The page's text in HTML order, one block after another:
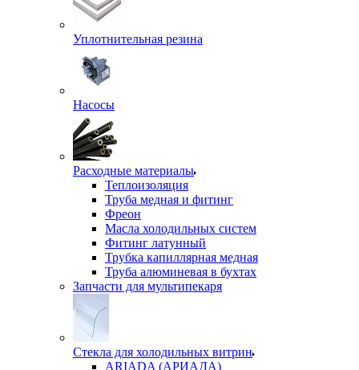
Уплотнительная резина
Насосы
Расходные материалы
Теплоизоляция
Труба медная и фитинг
Фреон
Масла холодильных систем
Фитинг латунный
Трубка капиллярная медная
Труба алюминевая в бухтах
Запчасти для мультипекаря
Стекла для холодильных витрин
ARIADA (АРИАДА)